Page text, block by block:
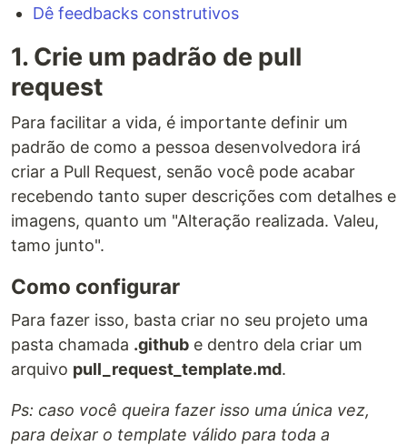
Dê feedbacks construtivos
1. Crie um padrão de pull
request
Para facilitar a vida, é importante definir um
padrão de como a pessoa desenvolvedora irá
criar a Pull Request, senão você pode acabar
recebendo tanto super descrições com detalhes e
imagens, quanto um "Alteração realizada. Valeu,
tamo junto".
Como configurar
Para fazer isso, basta criar no seu projeto uma
pasta chamada .github e dentro dela criar um
arquivo pull_request_template.md.
Ps: caso você queira fazer isso uma única vez,
para deixar o template válido para toda a